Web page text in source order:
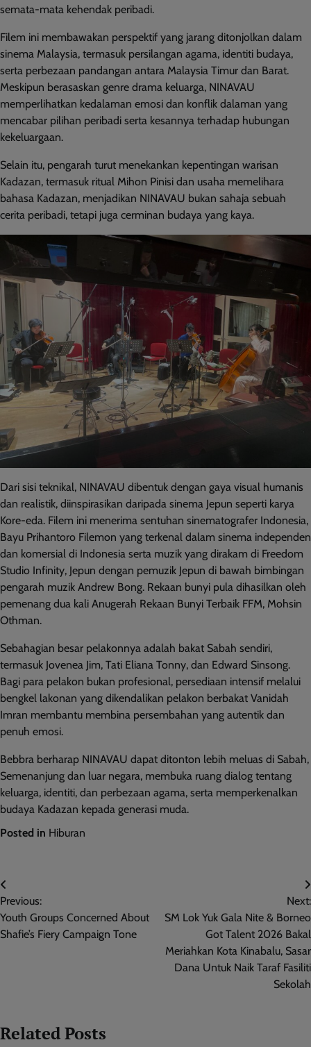
semata-mata kehendak peribadi.
Filem ini membawakan perspektif yang jarang ditonjolkan dalam
sinema Malaysia, termasuk persilangan agama, identiti budaya,
serta perbezaan pandangan antara Malaysia Timur dan Barat.
Meskipun berasaskan genre drama keluarga, NINAVAU
memperlihatkan kedalaman emosi dan konflik dalaman yang
mencabar pilihan peribadi serta kesannya terhadap hubungan
kekeluargaan.
Selain itu, pengarah turut menekankan kepentingan warisan
Kadazan, termasuk ritual Mihon Pinisi dan usaha memelihara
bahasa Kadazan, menjadikan NINAVAU bukan sahaja sebuah
cerita peribadi, tetapi juga cerminan budaya yang kaya.
Dari sisi teknikal, NINAVAU dibentuk dengan gaya visual humanis
dan realistik, diinspirasikan daripada sinema Jepun seperti karya
Kore-eda. Filem ini menerima sentuhan sinematografer Indonesia,
Bayu Prihantoro Filemon yang terkenal dalam sinema independen
dan komersial di Indonesia serta muzik yang dirakam di Freedom
Studio Infinity, Jepun dengan pemuzik Jepun di bawah bimbingan
pengarah muzik Andrew Bong. Rekaan bunyi pula dihasilkan oleh
pemenang dua kali Anugerah Rekaan Bunyi Terbaik FFM, Mohsin
Othman.
Sebahagian besar pelakonnya adalah bakat Sabah sendiri,
termasuk Jovenea Jim, Tati Eliana Tonny, dan Edward Sinsong.
Bagi para pelakon bukan profesional, persediaan intensif melalui
bengkel lakonan yang dikendalikan pelakon berbakat Vanidah
Imran membantu membina persembahan yang autentik dan
penuh emosi.
Bebbra berharap NINAVAU dapat ditonton lebih meluas di Sabah,
Semenanjung dan luar negara, membuka ruang dialog tentang
keluarga, identiti, dan perbezaan agama, serta memperkenalkan
budaya Kadazan kepada generasi muda.
Posted in Hiburan
Post
navigation
Previous:
Youth Groups Concerned About
Shafie’s Fiery Campaign Tone
Next:
SM Lok Yuk Gala Nite & Borneo
Got Talent 2026 Bakal
Meriahkan Kota Kinabalu, Sasar
Dana Untuk Naik Taraf Fasiliti
Sekolah
Related Posts